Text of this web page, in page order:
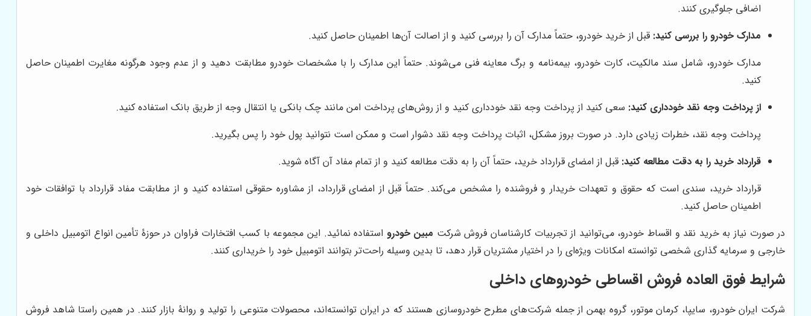
اضافی جلوگیری کنند.
مدارک خودرو را بررسی کنید: قبل از خرید خودرو، حتماً مدارک آن را بررسی کنید و از اصالت آن‌ها اطمینان حاصل کنید.
مدارک خودرو، شامل سند مالکیت، کارت خودرو، بیمه‌نامه و برگ معاینه فنی می‌شوند. حتماً این مدارک را با مشخصات خودرو مطابقت دهید و از عدم وجود هرگونه مغایرت اطمینان حاصل
کنید.
از پرداخت وجه نقد خودداری کنید: سعی کنید از پرداخت وجه نقد خودداری کنید و از روش‌های پرداخت امن مانند چک بانکی یا انتقال وجه از طریق بانک استفاده کنید.
پرداخت وجه نقد، خطرات زیادی دارد. در صورت بروز مشکل، اثبات پرداخت وجه نقد دشوار است و ممکن است نتوانید پول خود را پس بگیرید.
قرارداد خرید را به دقت مطالعه کنید: قبل از امضای قرارداد خرید، حتماً آن را به دقت مطالعه کنید و از تمام مفاد آن آگاه شوید.
قرارداد خرید، سندی است که حقوق و تعهدات خریدار و فروشنده را مشخص می‌کند. حتماً قبل از امضای قرارداد، از مشاوره حقوقی استفاده کنید و از مطابقت مفاد قرارداد با توافقات خود
اطمینان حاصل کنید.
در صورت نیاز به خرید نقد و اقساط خودرو، می‌توانید از تجربیات کارشناسان فروش شرکت مبین خودرو استفاده نمائید. این مجموعه با کسب افتخارات فراوان در حوزۀ تأمین انواع اتومبیل داخلی و
خارجی و سرمایه گذاری شخصی توانسته امکانات ویژه‌ای را در اختیار مشتریان قرار دهد، تا بدین وسیله راحت‌تر بتوانند اتومبیل خود را خریداری کنند.
شرایط فوق العاده فروش اقساطی خودروهای داخلی
شرکت ایران خودرو، سایپا، کرمان موتور، گروه بهمن از جمله شرکت‌های مطرح خودروسازی هستند که در ایران توانسته‌اند، محصولات متنوعی را تولید و روانۀ بازار کنند. در همین راستا شاهد فروش